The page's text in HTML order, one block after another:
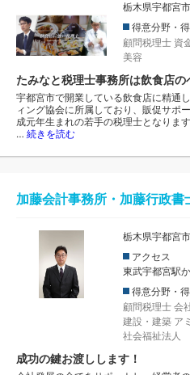
栃木県宇都宮
得意分野・
顧問税理士 資
美容
たみなと税理士事務所は飲食店
宇都宮市で開業している飲食店に精通
ィング協会に所属しており、販促サポ
成元年生まれの若手の税理士となりま
… 続きを読む
加藤会計事務所・加藤行政書
栃木県宇都宮
アクセス
東武宇都宮駅
得意分野・
顧問税理士 会
建設・建築 ア
社会福祉法人
成功の鍵お渡しします！